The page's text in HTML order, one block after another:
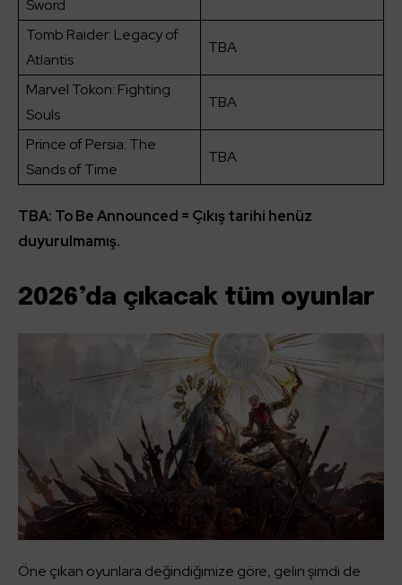
Sword
Tomb Raider: Legacy of
Atlantis
TBA
Marvel Tokon: Fighting
Souls
TBA
Prince of Persia: The
Sands of Time
TBA
TBA: To Be Announced = Çıkış tarihi henüz
duyurulmamış.
2026’da çıkacak tüm oyunlar
Öne çıkan oyunlara değindiğimize göre, gelin şimdi de